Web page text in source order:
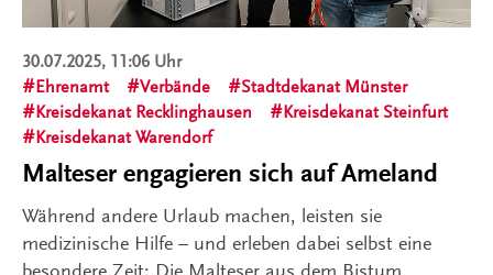
30.07.2025, 11:06 Uhr
Ehrenamt
Verbände
Stadtdekanat Münster
Kreisdekanat Recklinghausen
Kreisdekanat Steinfurt
Kreisdekanat Warendorf
Malteser engagieren sich auf Ameland
Während andere Urlaub machen, leisten sie
medizinische Hilfe – und erleben dabei selbst eine
besondere Zeit: Die Malteser aus dem Bistum